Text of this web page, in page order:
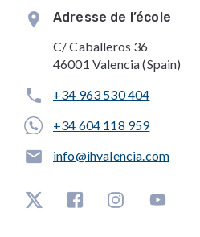
Adresse de l’école
C/ Caballeros 36
46001 Valencia (Spain)
+34 963 530 404
+34 604 118 959
info@ihvalencia.com